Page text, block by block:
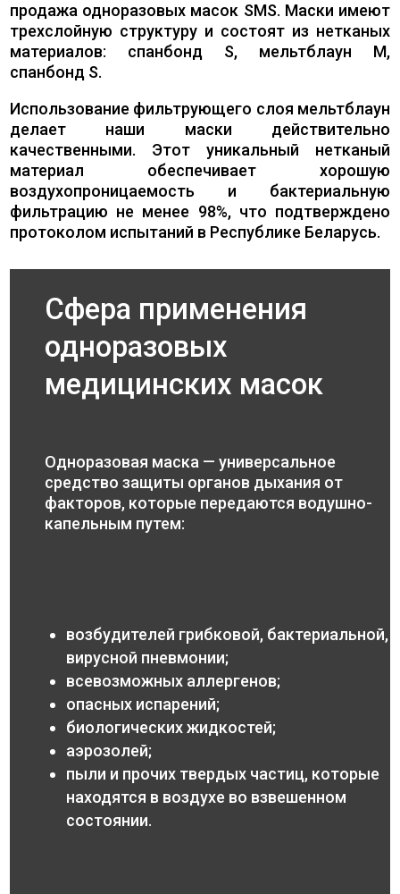
продажа одноразовых масок SMS. Маски имеют
трехслойную структуру и состоят из нетканых
материалов: спанбонд S, мельтблаун M,
спанбонд S.
Использование фильтрующего слоя мельтблаун
делает наши маски действительно
качественными. Этот уникальный нетканый
материал обеспечивает хорошую
воздухопроницаемость и бактериальную
фильтрацию не менее 98%, что подтверждено
протоколом испытаний в Республике Беларусь.
Сфера применения
одноразовых
медицинских масок
Одноразовая маска — универсальное
средство защиты органов дыхания от
факторов, которые передаются водушно-
капельным путем:
возбудителей грибковой, бактериальной,
вирусной пневмонии;
всевозможных аллергенов;
опасных испарений;
биологических жидкостей;
аэрозолей;
пыли и прочих твердых частиц, которые
находятся в воздухе во взвешенном
состоянии.